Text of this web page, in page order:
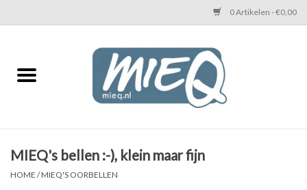
0 Artikelen - €0,00
Home
MIEQ's oorbellen
MIEQ's bellen :-), klein maar fijn
HOME /MIEQ'S OORBELLEN